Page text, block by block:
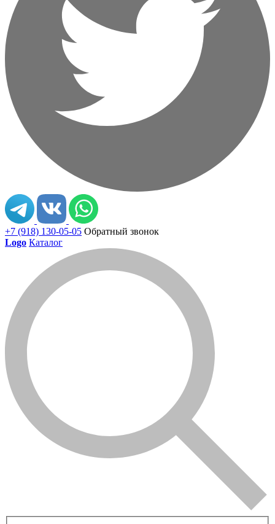
+7 (918) 130-05-05 Обратный звонок
Logo Каталог